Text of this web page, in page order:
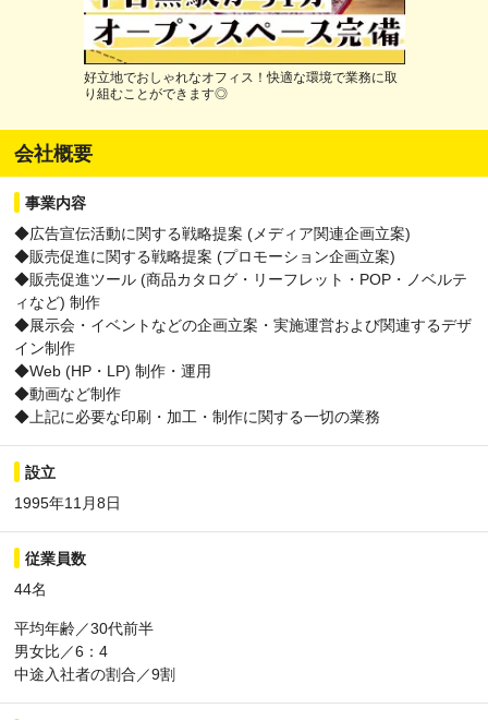
好立地でおしゃれなオフィス！快適な環境で業務に取
り組むことができます◎
会社概要
事業内容
◆広告宣伝活動に関する戦略提案 (メディア関連企画立案)
◆販売促進に関する戦略提案 (プロモーション企画立案)
◆販売促進ツール (商品カタログ・リーフレット・POP・ノベルテ
ィなど) 制作
◆展示会・イベントなどの企画立案・実施運営および関連するデザ
イン制作
◆Web (HP・LP) 制作・運用
◆動画など制作
◆上記に必要な印刷・加工・制作に関する一切の業務
設立
1995年11月8日
従業員数
44名
平均年齢／30代前半
男女比／6：4
中途入社者の割合／9割